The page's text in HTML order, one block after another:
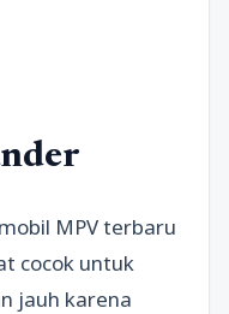
MPV terbaru
cocok untuk
jauh karena